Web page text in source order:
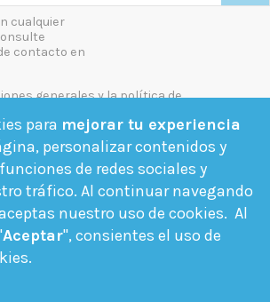
cualquier
contacto en
generales y la política de
para mejorar tu experiencia
personalizar contenidos y
de redes sociales y
tráfico. Al continuar navegando
nuestro uso de cookies. Al
Aceptar", consientes el uso de